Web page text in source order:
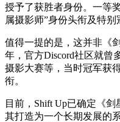
授予了获胜者身份。一等
属摄影师”身份头衔及特别
值得一提的是，这并非《
年，官方Discord社区就曾
摄影大赛等，当时冠军获
衔。
目前，Shift Up已确定《
其打造为一个长期发展的